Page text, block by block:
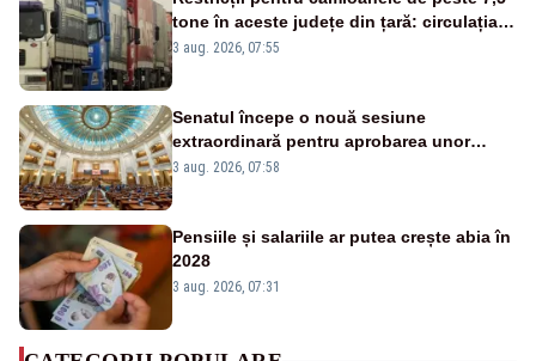
tone în aceste județe din țară: circulația
este interzisă luni, între orele 12:00 și
3 aug. 2026, 07:55
Senatul începe o nouă sesiune
extraordinară pentru aprobarea unor
jaloane din PNRR
3 aug. 2026, 07:58
Pensiile și salariile ar putea crește abia în
2028
3 aug. 2026, 07:31